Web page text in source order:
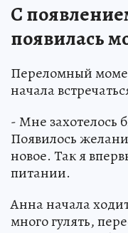
С
появилась
Переломный
начала
- Мне захотелось
Появилось
новое. Так я
питании.
Анна начала
много гулять,